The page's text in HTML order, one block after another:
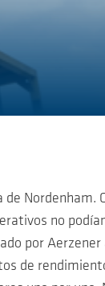
Nordenham.
no
por
de